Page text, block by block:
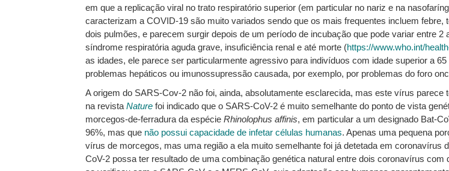
em que a replicação viral no trato respiratório superior (em particular no nariz e na
caracterizam a COVID-19 são muito variados sendo que os mais frequentes incluem
dois pulmões, e parecem surgir depois de um período de incubação que pode variar entre
síndrome respiratória aguda grave, insuficiência renal e até morte (https://www.who.int/
as idades, ele parece ser particularmente agressivo para indivíduos com idade superior a
problemas hepáticos ou imunossupressão causada, por exemplo, por problemas do foro
A origem do SARS-Cov-2 não foi, ainda, absolutamente esclarecida, mas este vírus
na revista Nature foi indicado que o SARS-CoV-2 é muito semelhante do ponto de vista
morcegos-de-ferradura da espécie Rhinolophus affinis, em particular a um designado Bat-
96%, mas que não possui capacidade de infetar células humanas. Apenas uma pequena
vírus de morcegos, mas uma região a ela muito semelhante foi já detetada em coronavírus
CoV-2 possa ter resultado de uma combinação genética natural entre dois coronavírus